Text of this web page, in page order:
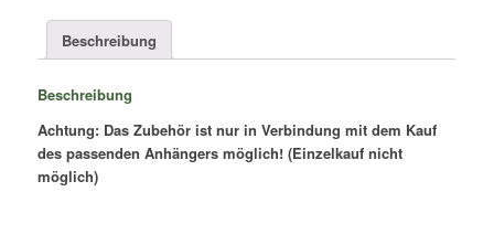
Menge
Beschreibung
Beschreibung
Achtung: Das Zubehör ist nur in Verbindung mit dem Kauf
des passenden Anhängers möglich! (Einzelkauf nicht
möglich)